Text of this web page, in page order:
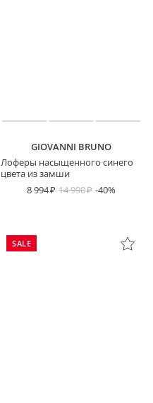
GIOVANNI BRUNO
Лоферы насыщенного синего
цвета из замши
8 994
14 990 -40%
SALE